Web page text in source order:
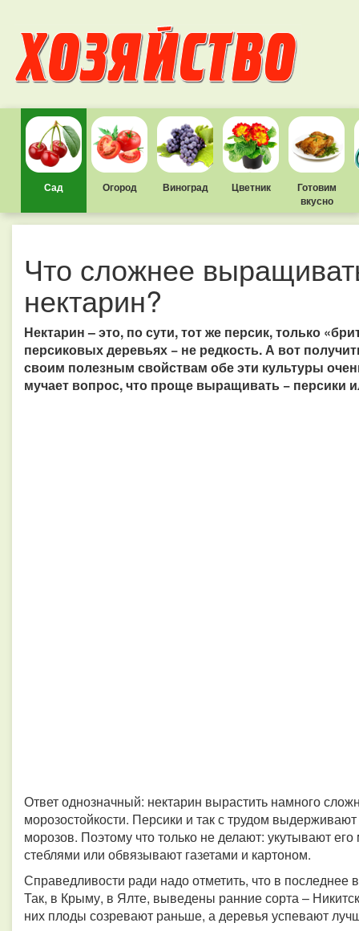
Сад Огород Виноград Цветник
Готовим
вкусно
Что сложнее
нектарин?
Нектарин – это, по сути, тот же персик, только
персиковых деревьях − не редкость. А вот
своим полезным свойствам обе эти культуры
мучает вопрос, что проще выращивать − персики
Ответ однозначный: нектарин вырастить намного
морозостойкости. Персики и так с трудом
морозов. Поэтому что только не делают: укутывают
стеблями или обвязывают газетами и картоном.
Справедливости ради надо отметить, что в последнее
Так, в Крыму, в Ялте, выведены ранние сорта –
них плоды созревают раньше, а деревья успевают